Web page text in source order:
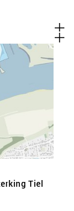
Tiel